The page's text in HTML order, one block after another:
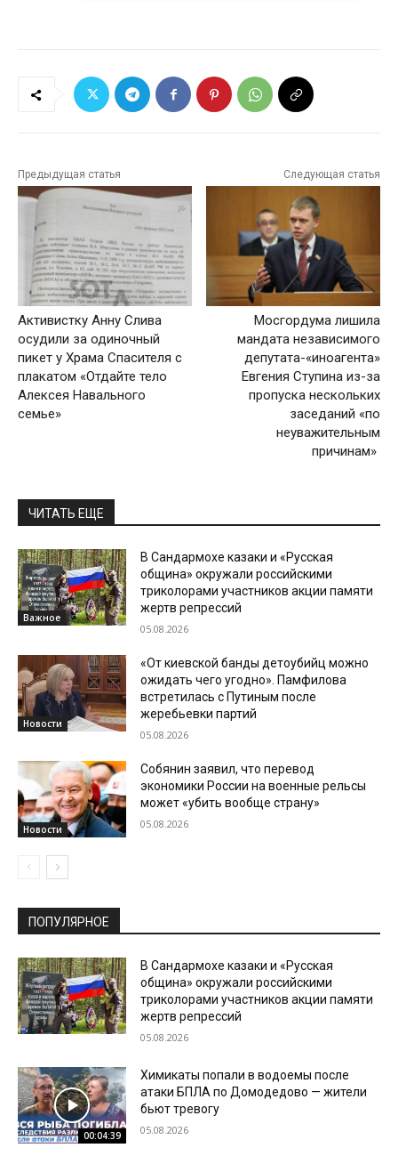
Предыдущая статья
Активистку Анну Слива
осудили за одиночный
пикет у Храма Спасителя с
плакатом «Отдайте тело
Алексея Навального
семье»
Следующая статья
Мосгордума лишила
мандата независимого
депутата-«иноагента»
Евгения Ступина из-за
пропуска нескольких
заседаний «по
неуважительным
причинам»
ЧИТАТЬ ЕЩЕ
Важное
В Сандармохе казаки и «Русская
община» окружали российскими
триколорами участников акции памяти
жертв репрессий
05.08.2026
Новости
«От киевской банды детоубийц можно
ожидать чего угодно». Памфилова
встретилась с Путиным после
жеребьевки партий
05.08.2026
Новости
Собянин заявил, что перевод
экономики России на военные рельсы
может «убить вообще страну»
05.08.2026
ПОПУЛЯРНОЕ
В Сандармохе казаки и «Русская
община» окружали российскими
триколорами участников акции памяти
жертв репрессий
05.08.2026
00:04:39
Химикаты попали в водоемы после
атаки БПЛА по Домодедово — жители
бьют тревогу
05.08.2026